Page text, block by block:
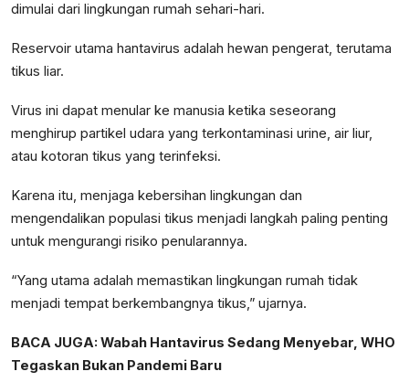
dimulai dari lingkungan rumah sehari-hari.
Reservoir utama hantavirus adalah hewan pengerat, terutama
tikus liar.
Virus ini dapat menular ke manusia ketika seseorang
menghirup partikel udara yang terkontaminasi urine, air liur,
atau kotoran tikus yang terinfeksi.
Karena itu, menjaga kebersihan lingkungan dan
mengendalikan populasi tikus menjadi langkah paling penting
untuk mengurangi risiko penularannya.
“Yang utama adalah memastikan lingkungan rumah tidak
menjadi tempat berkembangnya tikus,” ujarnya.
BACA JUGA: Wabah Hantavirus Sedang Menyebar, WHO
Tegaskan Bukan Pandemi Baru